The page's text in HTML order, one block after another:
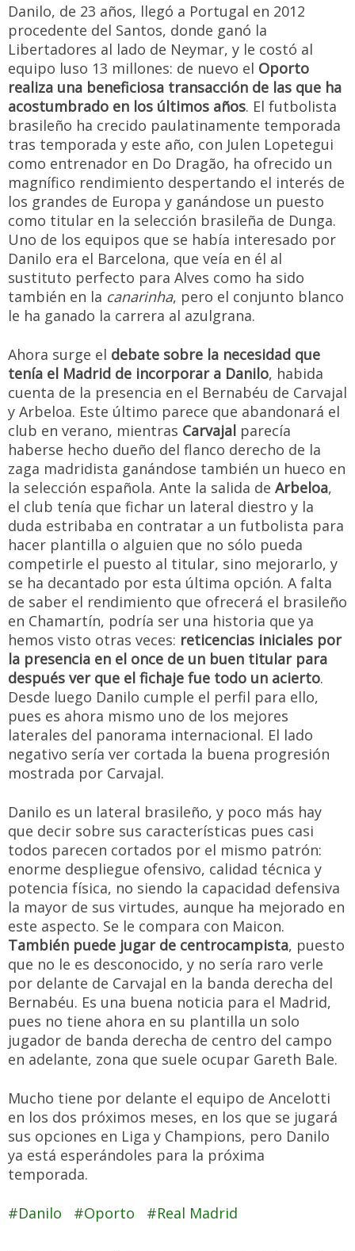
Danilo, de 23 años, llegó a Portugal en 2012
procedente del Santos, donde ganó la
Libertadores al lado de Neymar, y le costó al
equipo luso 13 millones: de nuevo el Oporto
realiza una beneficiosa transacción de las que ha
acostumbrado en los últimos años. El futbolista
brasileño ha crecido paulatinamente temporada
tras temporada y este año, con Julen Lopetegui
como entrenador en Do Dragão, ha ofrecido un
magnífico rendimiento despertando el interés de
los grandes de Europa y ganándose un puesto
como titular en la selección brasileña de Dunga.
Uno de los equipos que se había interesado por
Danilo era el Barcelona, que veía en él al
sustituto perfecto para Alves como ha sido
también en la canarinha, pero el conjunto blanco
le ha ganado la carrera al azulgrana.
Ahora surge el debate sobre la necesidad que
tenía el Madrid de incorporar a Danilo, habida
cuenta de la presencia en el Bernabéu de Carvajal
y Arbeloa. Este último parece que abandonará el
club en verano, mientras Carvajal parecía
haberse hecho dueño del flanco derecho de la
zaga madridista ganándose también un hueco en
la selección española. Ante la salida de Arbeloa,
el club tenía que fichar un lateral diestro y la
duda estribaba en contratar a un futbolista para
hacer plantilla o alguien que no sólo pueda
competirle el puesto al titular, sino mejorarlo, y
se ha decantado por esta última opción. A falta
de saber el rendimiento que ofrecerá el brasileño
en Chamartín, podría ser una historia que ya
hemos visto otras veces: reticencias iniciales por
la presencia en el once de un buen titular para
después ver que el fichaje fue todo un acierto.
Desde luego Danilo cumple el perfil para ello,
pues es ahora mismo uno de los mejores
laterales del panorama internacional. El lado
negativo sería ver cortada la buena progresión
mostrada por Carvajal.
Danilo es un lateral brasileño, y poco más hay
que decir sobre sus características pues casi
todos parecen cortados por el mismo patrón:
enorme despliegue ofensivo, calidad técnica y
potencia física, no siendo la capacidad defensiva
la mayor de sus virtudes, aunque ha mejorado en
este aspecto. Se le compara con Maicon.
También puede jugar de centrocampista, puesto
que no le es desconocido, y no sería raro verle
por delante de Carvajal en la banda derecha del
Bernabéu. Es una buena noticia para el Madrid,
pues no tiene ahora en su plantilla un solo
jugador de banda derecha de centro del campo
en adelante, zona que suele ocupar Gareth Bale.
Mucho tiene por delante el equipo de Ancelotti
en los dos próximos meses, en los que se jugará
sus opciones en Liga y Champions, pero Danilo
ya está esperándoles para la próxima
temporada.
Danilo Oporto Real Madrid